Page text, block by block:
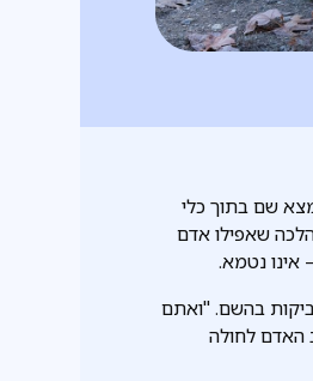
שם בתוך כלי
שאפילו אדם
נטמא.
בהשם. "ואתם
האדם לחולה